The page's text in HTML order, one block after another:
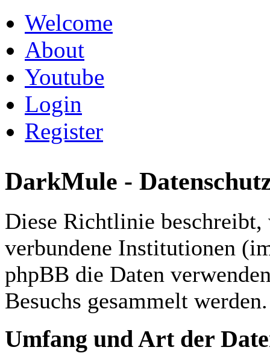
Welcome
About
Youtube
Login
Register
DarkMule -
Diese Richtlinie
verbundene Institutionen
phpBB die Daten
Besuchs gesammelt werden.
Umfang und Art der